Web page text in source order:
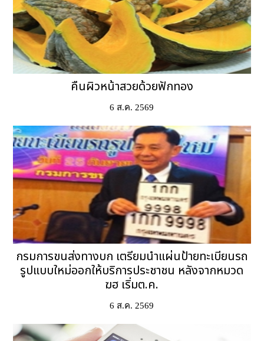
คืนผิวหน้าสวยด้วยฟักทอง
6 ส.ค. 2569
กรมการขนส่งทางบก เตรียมนําแผ่นป้ายทะเบียนรถ
รูปแบบใหม่ออกให้บริการประชาชน หลังจากหมวด
ฆฮ เริ่มต.ค.
6 ส.ค. 2569